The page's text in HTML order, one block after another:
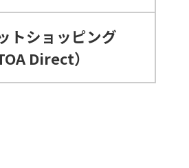
トショッピング
Direct）